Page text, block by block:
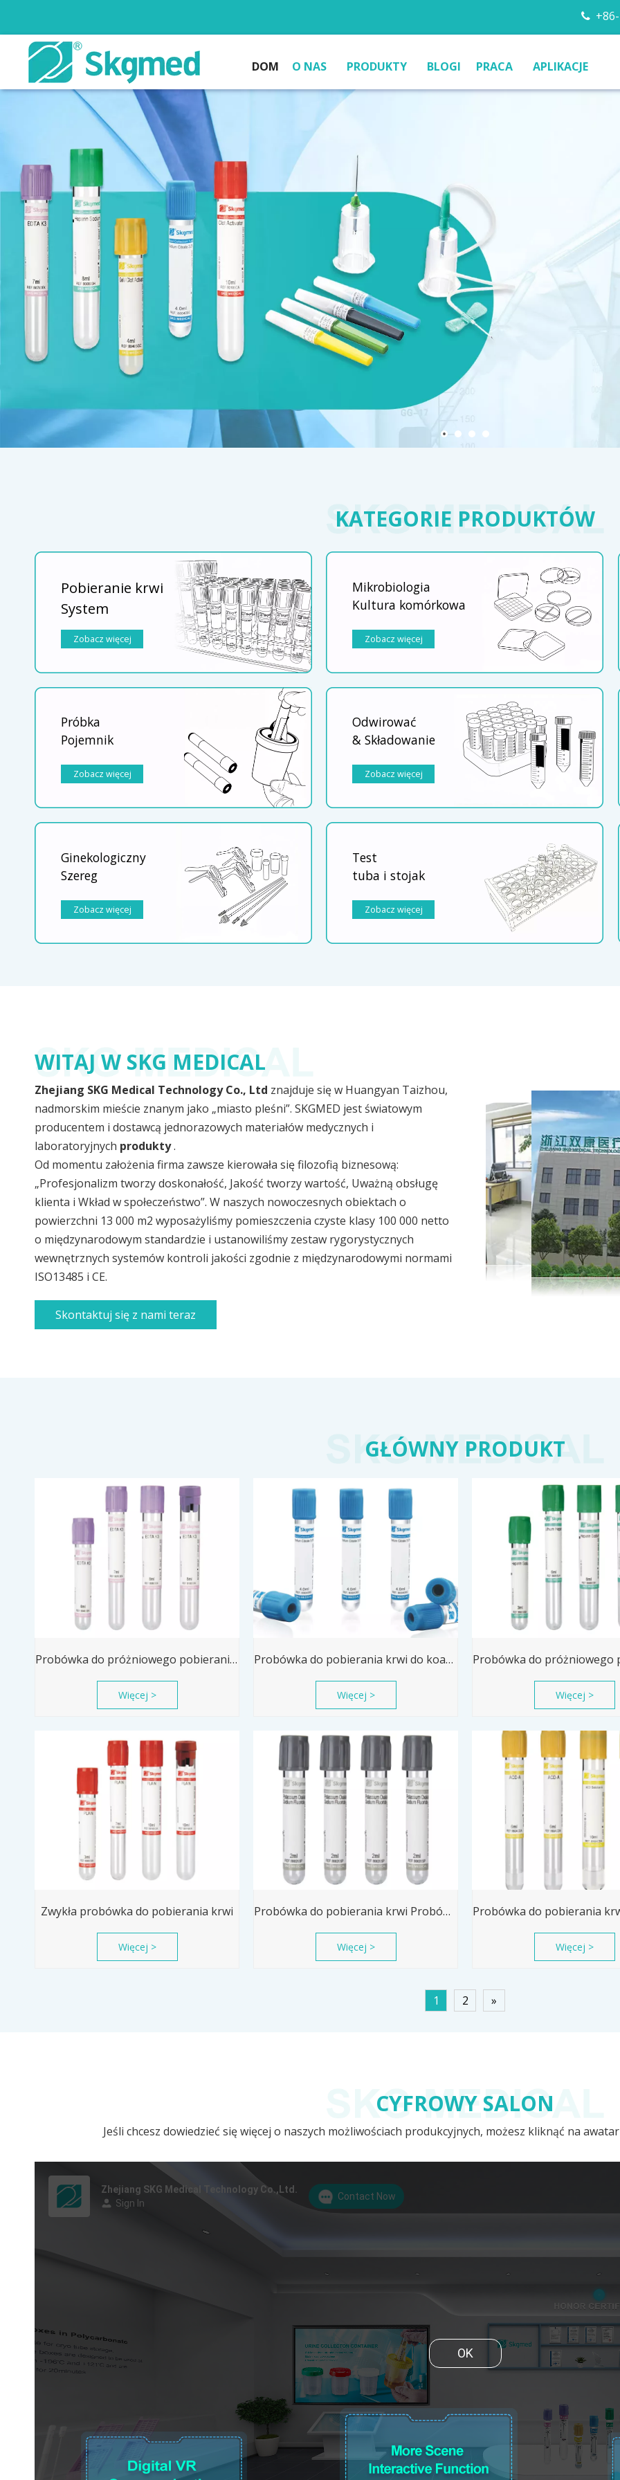

DOM O NAS PRODUKTY BLOGI PRACA APLIKACJE
KATEGORIE PRODUKTÓW
Pobieranie krwi
System
Zobacz więcej
Mikrobiologia
Kultura komórkowa
Zobacz więcej
Próbka
Pojemnik
Zobacz więcej
Odwirować
& Składowanie
Zobacz więcej
Ginekologiczny
Szereg
Zobacz więcej
Test
tuba i stojak
Zobacz więcej
WITAJ W SKG MEDICAL
Zhejiang SKG Medical Technology Co., Ltd znajduje się w Huangyan Taizhou,
nadmorskim mieście znanym jako „miasto pleśni”. SKGMED jest światowym
producentem i dostawcą jednorazowych materiałów medycznych i
laboratoryjnych produkty.
Od momentu założenia firma zawsze kierowała się filozofią biznesową:
„Profesjonalizm tworzy doskonałość, Jakość tworzy wartość, Uważną obsługę
klienta i Wkład w społeczeństwo”. W naszych nowoczesnych obiektach o
powierzchni 13 000 m2 wyposażyliśmy pomieszczenia czyste klasy 100 000 netto
o międzynarodowym standardzie i ustanowiliśmy zestaw rygorystycznych
wewnętrznych systemów kontroli jakości zgodnie z międzynarodowymi normami
ISO13485 i CE.
Skontaktuj się z nami teraz
GŁÓWNY PRODUKT
Probówka do próżniowego pobierania krwi EDTA K3, antykoagulacyjna próbka krwi
Więcej >
Probówka do pobierania krwi do koagulacji Cytrynian sodu 3,2% lub 3,8%
Więcej > Więcej >
Zwykła probówka do pobierania krwi
Więcej >
Probówka do pobierania krwi Probówka z glukozą
Więcej > Więcej >
1 2 »
CYFROWY SALON
Jeśli chcesz dowiedzieć się więcej o naszych możliwościach produkcyjnych, możesz kliknąć na